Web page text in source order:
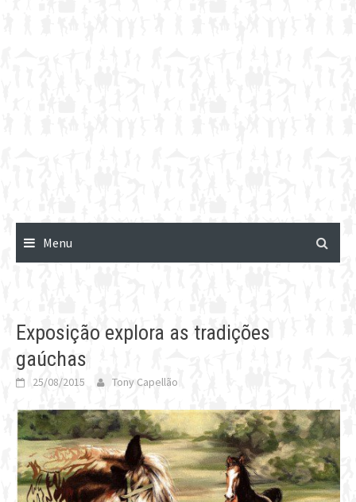
Menu
Exposição explora as tradições
gaúchas
25/08/2015 Tony Capellão